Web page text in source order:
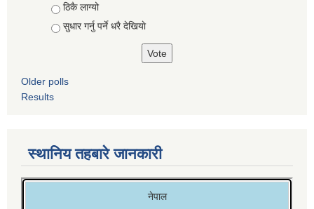
ठिकै लाग्यो
सुधार गर्नु पर्ने धरै देखियाे
Older polls
Results
स्थानिय तहबारे जानकारी